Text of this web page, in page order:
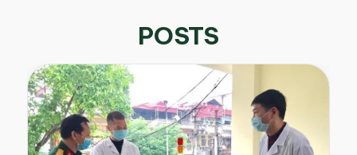
POSTS